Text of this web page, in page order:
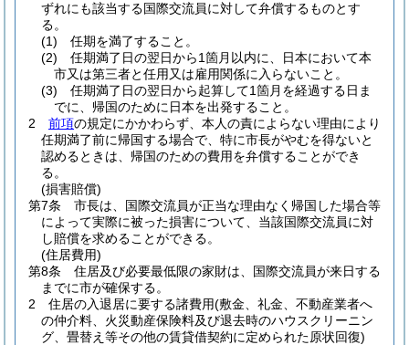
ずれにも該当する国際交流員に対して弁償するものとす
る。
(1)
任期を満了すること。
(2)
任期満了日の翌日から1箇月以内に、日本において本
市又は第三者と任用又は雇用関係に入らないこと。
(3)
任期満了日の翌日から起算して1箇月を経過する日ま
でに、帰国のために日本を出発すること。
2
前項の規定にかかわらず、本人の責によらない理由により
任期満了前に帰国する場合で、特に市長がやむを得ないと
認めるときは、帰国のための費用を弁償することができ
る。
(損害賠償)
第7条
市長は、国際交流員が正当な理由なく帰国した場合等
によって実際に被った損害について、当該国際交流員に対
し賠償を求めることができる。
(住居費用)
第8条
住居及び必要最低限の家財は、国際交流員が来日する
までに市が確保する。
2
住居の入退居に要する諸費用(敷金、礼金、不動産業者へ
の仲介料、火災動産保険料及び退去時のハウスクリーニン
グ、畳替え等その他の賃貸借契約に定められた原状回復)